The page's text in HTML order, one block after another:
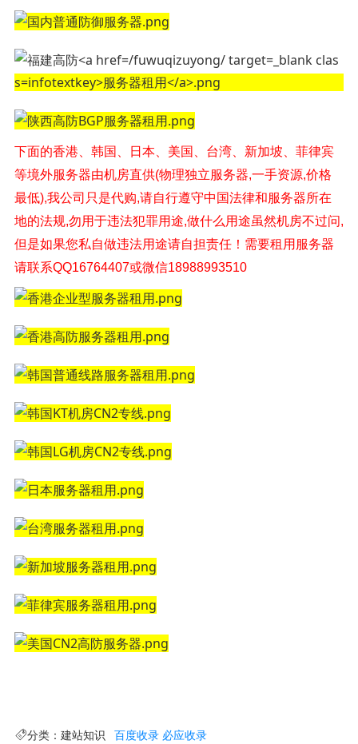
下面的香港、韩国、日本、美国、台湾、新加坡、菲律宾
等境外服务器由机房直供(物理独立服务器,一手资源,价格
最低),我公司只是代购,请自行遵守中国法律和服务器所在
地的法规,勿用于违法犯罪用途,做什么用途虽然机房不过问,
但是如果您私自做违法用途请自担责任！ 需要租用服务器
请联系QQ16764407或微信18988993510
分类： 建站知识 百度收录 必应收录